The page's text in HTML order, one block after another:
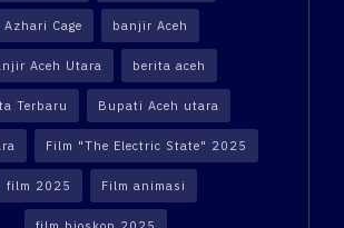
Azhari Cage banjir Aceh
Aceh Utara berita aceh
Terbaru Bupati Aceh utara
Film "The Electric State" 2025
film 2025 Film animasi